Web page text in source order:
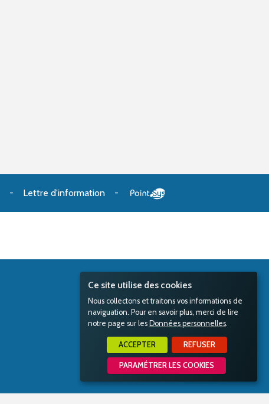
Ce site utilise des cookies
Nous collectons et traitons vos informations de
naviguation. Pour en savoir plus, merci de lire
notre page sur les Données personnelles.
ACCEPTER REFUSER
PARAMÉTRER LES COOKIES
Lettre d'information